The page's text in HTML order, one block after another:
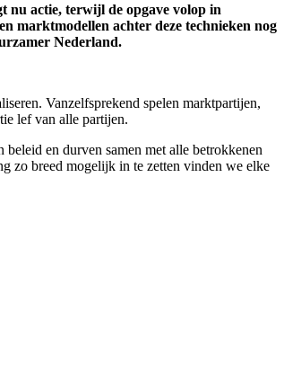
nu actie, terwijl de opgave volop in
marktmodellen achter deze technieken nog
Nederland.
Vanzelfsprekend spelen marktpartijen,
lef van alle partijen.
en durven samen met alle betrokkenen
zo breed mogelijk in te zetten vinden we elke